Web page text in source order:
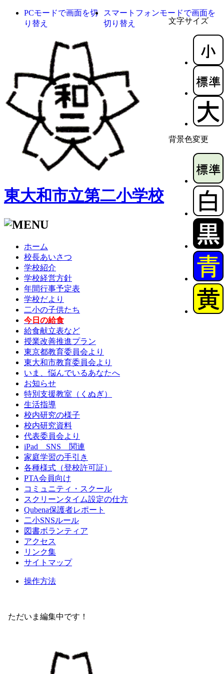
文字サイズ
背景色変更
PCモードで画面を切
り替え
スマートフォンモードで画面を
切り替え
東大和市立第二小学校
ホーム
校長あいさつ
学校紹介
学校経営方針
年間行事予定表
学校だより
二小の子供たち
今日の給食
給食献立表など
授業改善推進プラン
東京都教育委員会より
東大和市教育委員会より
いま、悩んでいるあなたへ
お知らせ
特別支援教室（くぬぎ）
生活指導
校内研究の様子
校内研究資料
代表委員会より
iPad SNS 関連
家庭学習の手引き
各種様式（登校許可証）
PTA会員向け
コミュニティ・スクール
スクリーンタイム設定の仕方
Qubena保護者レポート
二小SNSルール
図書ボランティア
アクセス
リンク集
サイトマップ
操作方法
ただいま編集中です！